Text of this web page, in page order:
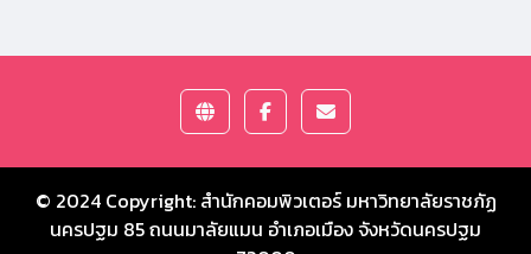
© 2024 Copyright: สำนักคอมพิวเตอร์ มหาวิทยาลัยราชภัฏ
นครปฐม 85 ถนนมาลัยแมน อำเภอเมือง จังหวัดนครปฐม